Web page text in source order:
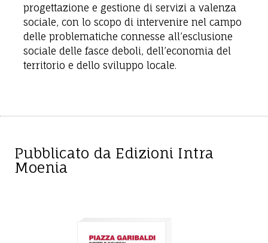
progettazione e gestione di servizi a valenza
sociale, con lo scopo di intervenire nel campo
delle problematiche connesse all’esclusione
sociale delle fasce deboli, dell’economia del
territorio e dello sviluppo locale.
Pubblicato da Edizioni Intra
Moenia